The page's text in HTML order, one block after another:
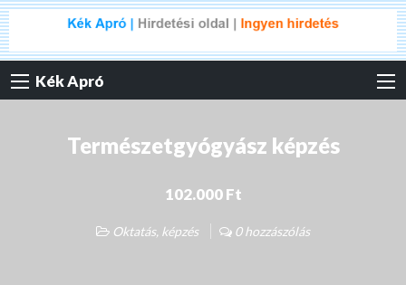
Kék Apró
Természetgyógyász képzés
102.000 Ft
Oktatás, képzés 0 hozzászólás